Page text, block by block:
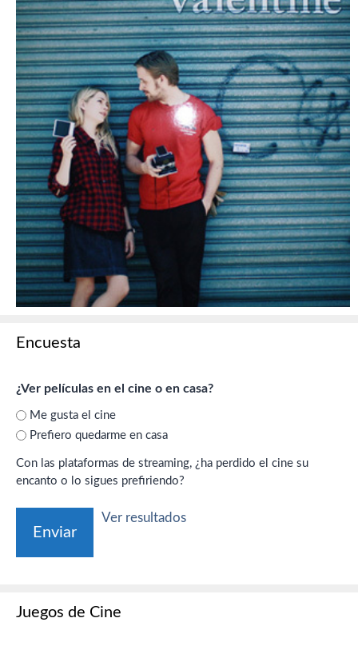
Encuesta
¿Ver películas en el cine o en casa?
Me gusta el cine
Prefiero quedarme en casa
Con las plataformas de streaming, ¿ha perdido el cine su
encanto o lo sigues prefiriendo?
Ver resultados
Juegos de Cine